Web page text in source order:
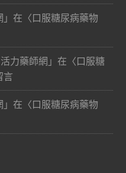
」在〈口服糖尿病藥物
力藥師網 」在〈口服糖
言
」在〈口服糖尿病藥物